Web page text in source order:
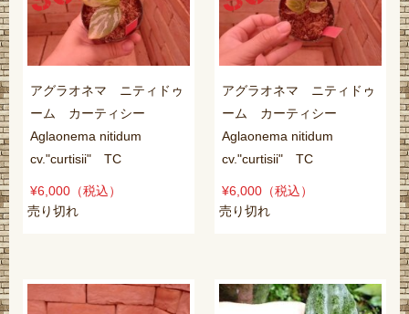
アグラオネマ ニティドゥ
ーム カーティシー
Aglaonema nitidum
cv."curtisii" TC
¥6,000 （税込）
売り切れ
アグラオネマ ニティドゥ
ーム カーティシー
Aglaonema nitidum
cv."curtisii" TC
¥6,000 （税込）
売り切れ